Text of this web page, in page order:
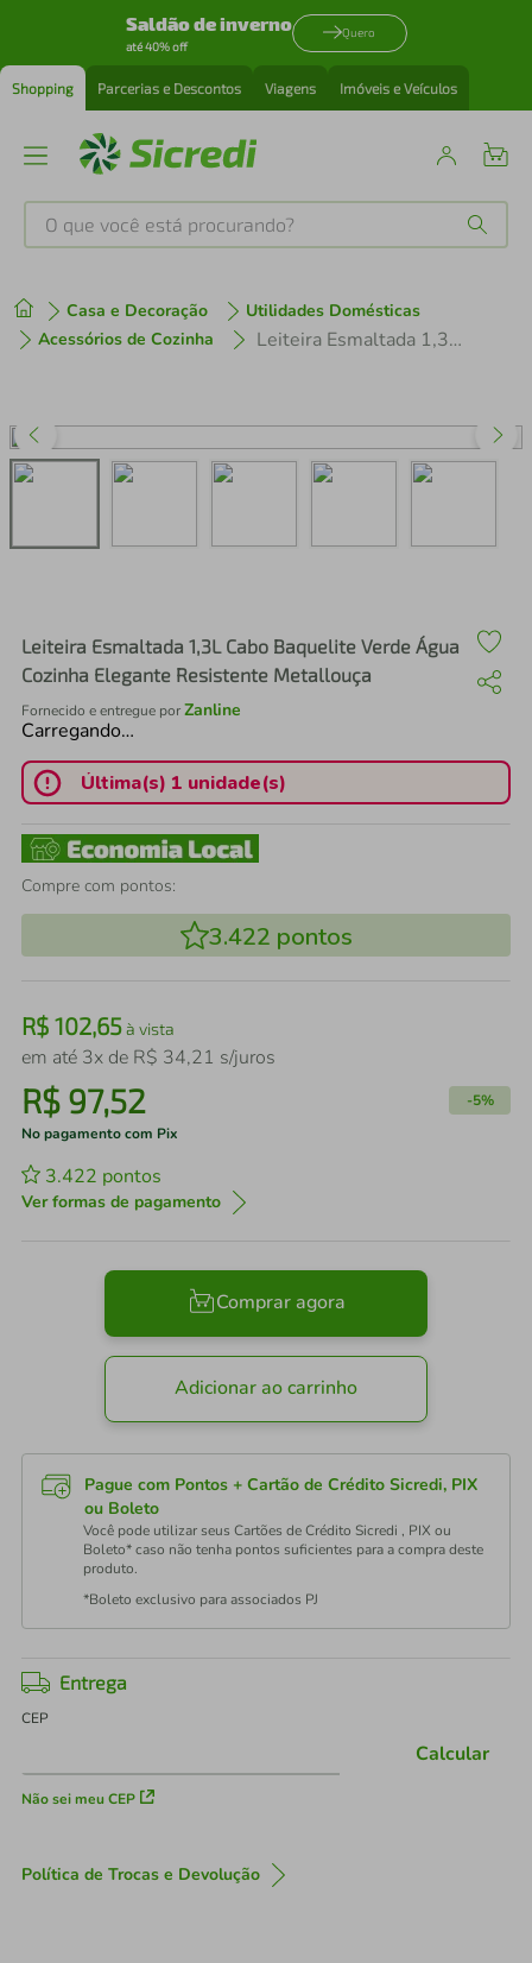
Saldão de inverno
até 40% off
Quero
Shopping Parcerias e Descontos Viagens Imóveis e Veículos
O que você está procurando?
Casa e Decoração
Utilidades Domésticas
Acessórios de Cozinha
Leiteira Esmaltada 1,3L Cabo Baquelite Verde Água Cozinha Elegante Resistente Metallouça
Leiteira Esmaltada 1,3L Cabo Baquelite Verde Água
Cozinha Elegante Resistente Metallouça
Fornecido e entregue porZanline
Carregando…
Última(s) 1 unidade(s)
Compre com pontos:
3.422 pontos
R$ 102,65à vista
em até 3x de R$ 34,21 s/juros
R$ 97,52 -5%
No pagamento com Pix
3.422 pontos
Ver formas de pagamento
Comprar agora
Adicionar ao carrinho
Pague com Pontos + Cartão de Crédito Sicredi, PIX
ou Boleto
Você pode utilizar seus Cartões de Crédito Sicredi , PIX ou
Boleto* caso não tenha pontos suficientes para a compra deste
produto.
*Boleto exclusivo para associados PJ
Entrega
CEP
Não sei meu CEP
Calcular
Política de Trocas e Devolução
1º tenis
3º perfume